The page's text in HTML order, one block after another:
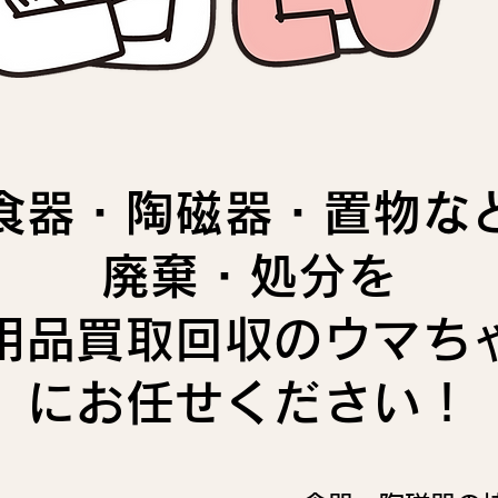
器・陶磁器・置物な
廃棄・処分を
品買取回収のウマち
にお任せください！